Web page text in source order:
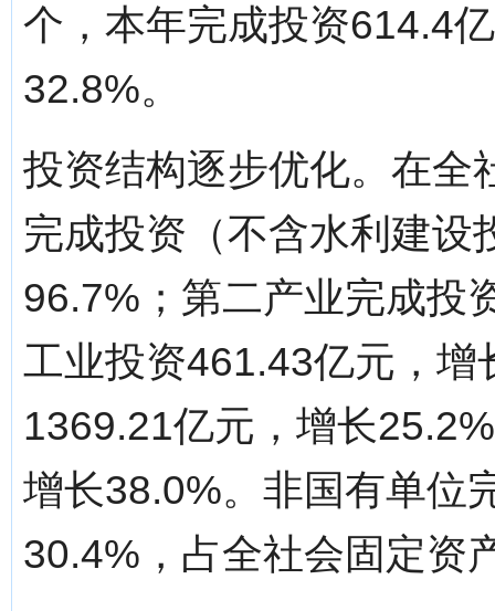
个，本年完成投资614.4
32.8%。
投资结构逐步优化。在全
完成投资（不含水利建设
96.7%；第二产业完成投
工业投资461.43亿元，
1369.21亿元，增长
增长38.0%。非国有单位
30.4%，占全社会固定资